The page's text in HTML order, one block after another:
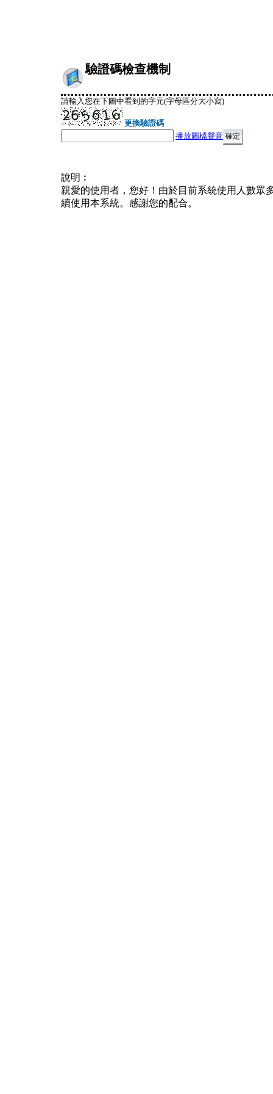
驗證碼檢查機制
請輸入您在下圖中看到的字元(字母區分大小寫)
更換驗證碼
播放圖檔聲音
說明︰
親愛的使用者，您好！由於目前系統使用人數眾
續使用本系統。感謝您的配合。